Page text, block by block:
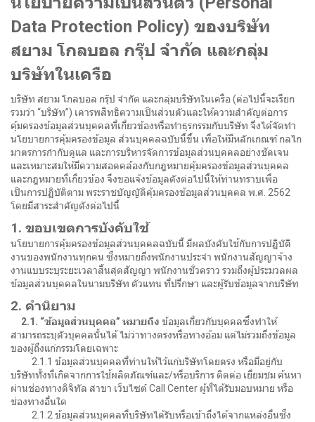
Data Protection Policy) ของบริษัท
สยาม โกลบอล กรุ๊ป จำกัด และกลุ่ม
บริษัทในเครือ
บริษัท สยาม โกลบอล กรุ๊ป จำกัด และกลุ่มบริษัทในเครือ (ต่อไปนี้จะเรียก
รวมว่า “บริษัท”) เคารพสิทธิความเป็นส่วนตัวและให้ความสำคัญต่อการ
คุ้มครองข้อมูลส่วนบุคคลที่เกี่ยวข้องหรือทำธุรกรรมกับบริษัท จึงได้จัดทำ
นโยบายการคุ้มครองข้อมูล ส่วนบุคคลฉบับนี้ขึ้น เพื่อให้มีหลักเกณฑ์ กลไก
มาตรการกำกับดูแล และการบริหารจัดการข้อมูลส่วนบุคคลอย่างชัดเจน
และเหมาะสมให้มีความสอดคล้องกับกฎหมายคุ้มครองข้อมูลส่วนบุคคล
และกฎหมายที่เกี่ยวข้อง จึงขอแจ้งข้อมูลดังต่อไปนี้ให้ท่านทราบเพื่อ
เป็นการปฏิบัติตาม พระราชบัญญัติคุ้มครองข้อมูลส่วนบุคคล พ.ศ. 2562
โดยมีสาระสำคัญดังต่อไปนี้
1. ขอบเขตการบังคับใช้
นโยบายการคุ้มครองข้อมูลส่วนบุคคลฉบับนี้ มีผลบังคับใช้กับการปฏิบัติ
งานของพนักงานทุกคน ซึ่งหมายถึงพนักงานประจำ พนักงานสัญญาจ้าง
งานแบบระบุระยะเวลาสิ้นสุดสัญญา พนักงานชั่วคราว รวมถึงผู้ประมวลผล
ข้อมูลส่วนบุคคลในนามบริษัท ตัวแทน ที่ปรึกษา และผู้รับข้อมูลจากบริษัท
2. คำนิยาม
2.1. “ข้อมูลส่วนบุคคล” หมายถึง ข้อมูลเกี่ยวกับบุคคลซึ่งทำให้
สามารถระบุตัวบุคคลนั้นได้ ไม่ว่าทางตรงหรือทางอ้อม แต่ไม่รวมถึงข้อมูล
ของผู้ถึงแก่กรรมโดยเฉพาะ
2.1.1 ข้อมูลส่วนบุคคลที่ท่านให้ไว้แก่บริษัทโดยตรง หรือมีอยู่กับ
บริษัททั้งที่เกิดจากการใช้ผลิตภัณฑ์และ/หรือบริการ ติดต่อ เยี่ยมชม ค้นหา
ผ่านช่องทางดิจิทัล สาขา เว็บไซต์ Call Center ผู้ที่ได้รับมอบหมาย หรือ
ช่องทางอื่นใด
2.1.2 ข้อมูลส่วนบุคคลที่บริษัทได้รับหรือเข้าถึงได้จากแหล่งอื่นซึ่ง